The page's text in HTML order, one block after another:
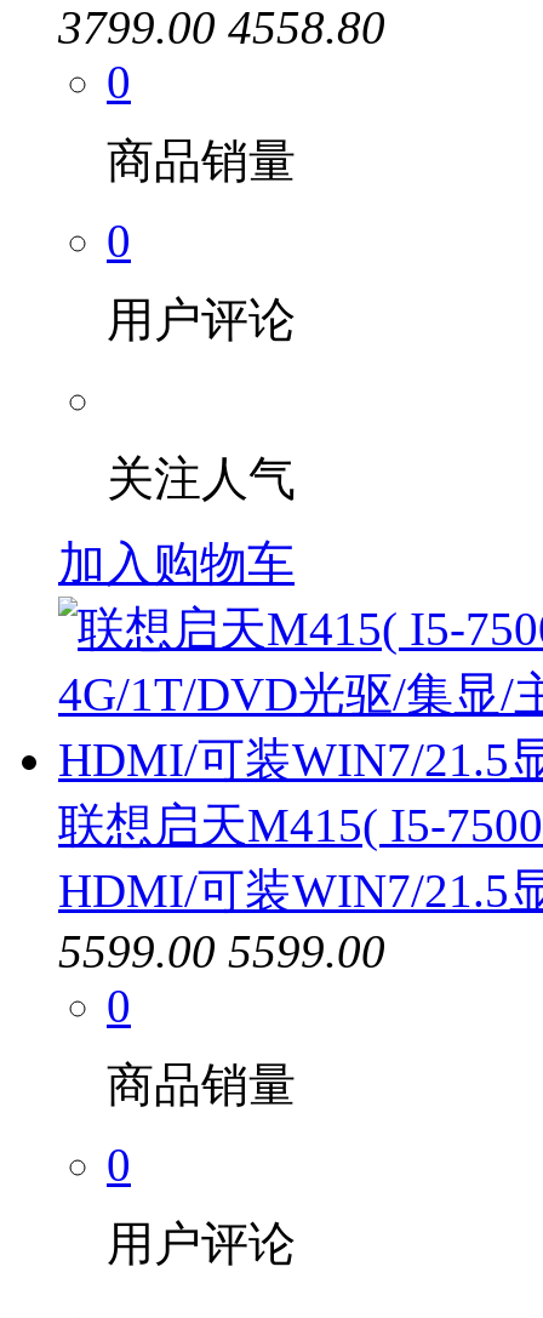
3799.00 4558.80
0
商品销量
0
用户评论
关注人气
加入购物车
联想启天M415( I5-
HDMI/可装WIN7/21.5
5599.00 5599.00
0
商品销量
0
用户评论